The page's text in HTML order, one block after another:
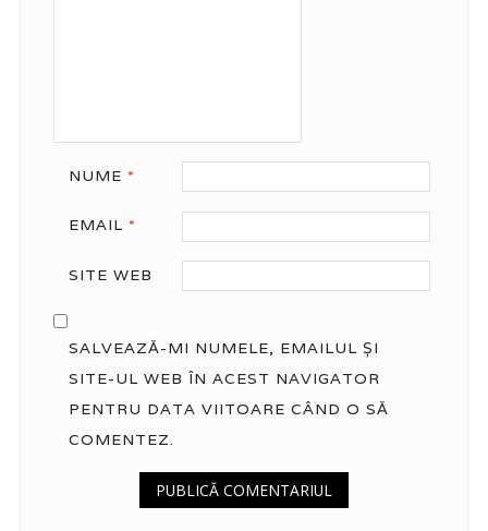
NUME *
EMAIL *
SITE WEB
SALVEAZĂ-MI NUMELE, EMAILUL ȘI
SITE-UL WEB ÎN ACEST NAVIGATOR
PENTRU DATA VIITOARE CÂND O SĂ
COMENTEZ.